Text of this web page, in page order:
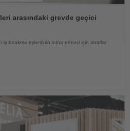
arasındaki grevde geçici
bırakma eyleminin sona ermesi için taraflar